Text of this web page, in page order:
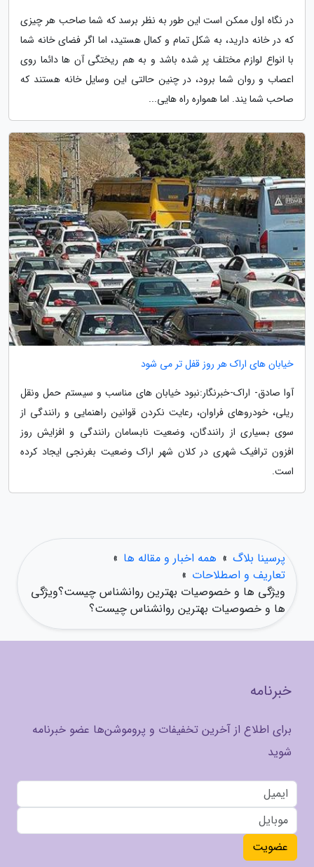
در نگاه اول ممکن است این طور به نظر برسد که شما صاحب هر چیزی
که در خانه دارید، به شکل تمام و کمال هستید، اما اگر فضای خانه شما
با انواع لوازم مختلف پر شده باشد و به هم ریختگی آن ها دائما روی
اعصاب و روان شما برود، در چنین حالتی این وسایل خانه هستند که
صاحب شما یند. اما همواره راه هایی...
خیابان های اراک هر روز قفل تر می شود
آوا صادق- اراک-خبرنگار:نبود خیابان های مناسب و سیستم حمل ونقل
ریلی، خودروهای فراوان، رعایت نکردن قوانین راهنمایی و رانندگی از
سوی بسیاری از رانندگان، وضعیت نابسامان رانندگی و افزایش روز
افزون ترافیک شهری در کلان شهر اراک وضعیت بغرنجی ایجاد کرده
است.
پرسینا بلاگ » همه اخبار و مقاله ها »
تعاریف و اصطلاحات »
ویژگی ها و خصوصیات بهترین روانشناس چیست؟ویژگی
ها و خصوصیات بهترین روانشناس چیست؟
خبرنامه
برای اطلاع از آخرین تخفیفات و پروموشن‌ها عضو خبرنامه
شوید
عضویت